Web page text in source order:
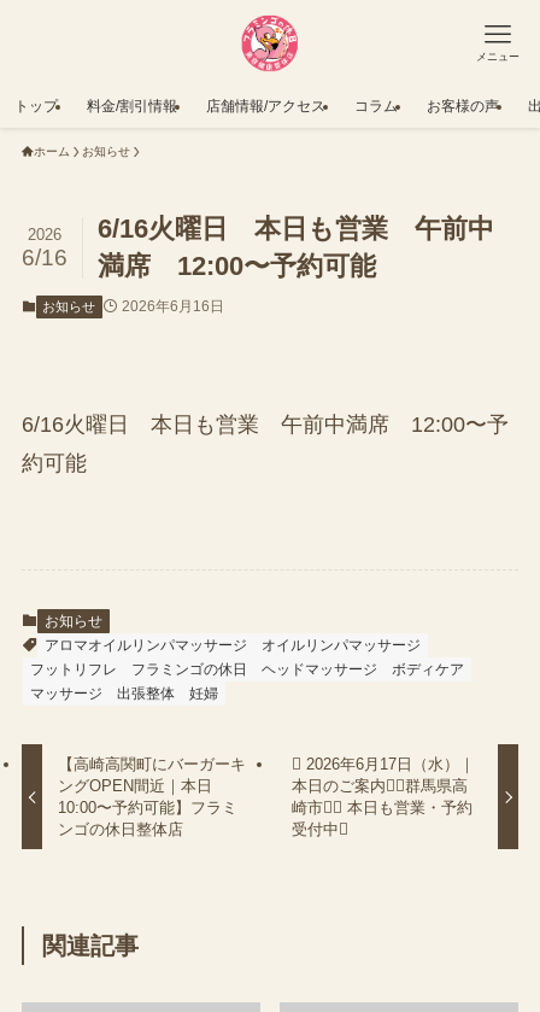
メニュー
トップ 料金/割引情報 店舗情報/アクセス コラム お客様の声
ホーム お知らせ
6/16火曜日 本日も営業 午前中
満席 12:00〜予約可能
2026
6/16
お知らせ 2026年6月16日
6/16火曜日 本日も営業 午前中満席 12:00〜予
約可能
お知らせ
アロマオイルリンパマッサージ
オイルリンパマッサージ
フットリフレ
フラミンゴの休日 ヘッドマッサージ
ボディケア
マッサージ
出張整体 妊婦
【高崎高関町にバーガーキ
ングOPEN間近｜本日
10:00〜予約可能】フラミ
ンゴの休日整体店
 2026年6月17日（水）｜
本日のご案内（群馬県高
崎市） 本日も営業・予約
受付中
関連記事